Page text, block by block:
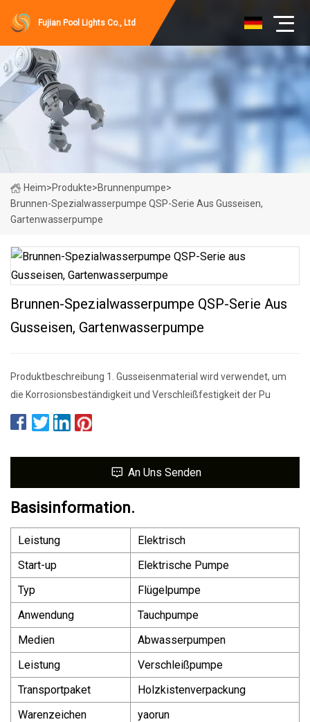
Fujian Pool Lights Co., Ltd
Heim>Produkte>Brunnenpumpe>
Brunnen-Spezialwasserpumpe QSP-Serie Aus Gusseisen,
Gartenwasserpumpe
Brunnen-Spezialwasserpumpe QSP-Serie Aus
Gusseisen, Gartenwasserpumpe
Produktbeschreibung 1. Gusseisenmaterial wird verwendet, um
die Korrosionsbeständigkeit und Verschleißfestigkeit der Pu
An Uns Senden
Basisinformation.
Leistung
Elektrisch
Start-up
Elektrische Pumpe
Typ
Flügelpumpe
Anwendung
Tauchpumpe
Medien
Abwasserpumpen
Leistung
Verschleißpumpe
Transportpaket
Holzkistenverpackung
Warenzeichen
yaorun